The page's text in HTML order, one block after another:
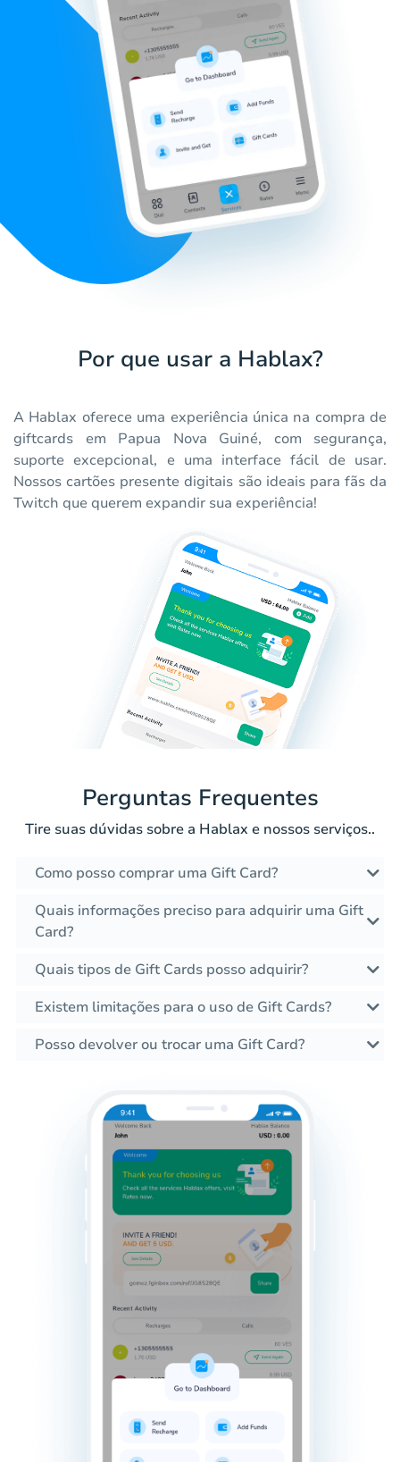
Por que usar a Hablax?
A Hablax oferece uma experiência única na compra de
giftcards em Papua Nova Guiné, com segurança,
suporte excepcional, e uma interface fácil de usar.
Nossos cartões presente digitais são ideais para fãs da
Twitch que querem expandir sua experiência!
Perguntas Frequentes
Tire suas dúvidas sobre a Hablax e nossos serviços..
Como posso comprar uma Gift Card?
Quais informações preciso para adquirir uma Gift
Card?
Quais tipos de Gift Cards posso adquirir?
Existem limitações para o uso de Gift Cards?
Posso devolver ou trocar uma Gift Card?